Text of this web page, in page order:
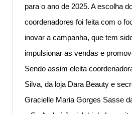
para o ano de 2025. A escolha
coordenadores foi feita com o
inovar a campanha, que tem
impulsionar as vendas e
Sendo assim eleita
Silva, da loja Dara Beauty e
Gracielle Maria Gorges Sasse